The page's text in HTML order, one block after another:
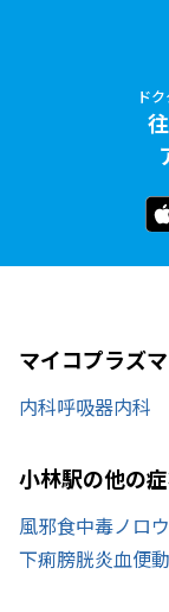
ド
マイコプラズ
内科呼吸器内科
小林駅の他の
風邪食中毒ノロ
下痢膀胱炎血便